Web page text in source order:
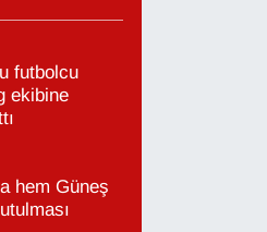
futbolcu
ekibine
hem Güneş